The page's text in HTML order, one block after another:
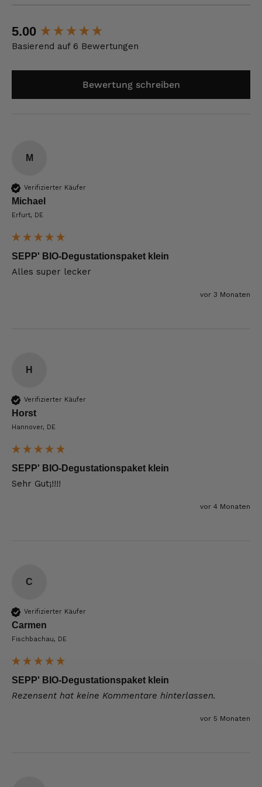
5.00
Basierend auf 6 Bewertungen
Bewertung schreiben
M
Verifizierter Käufer
Michael
Erfurt, DE
SEPP' BIO-Degustationspaket klein
Alles super lecker
vor 3 Monaten
H
Verifizierter Käufer
Horst
Hannover, DE
SEPP' BIO-Degustationspaket klein
Sehr Gut¡!!!!
vor 4 Monaten
C
Verifizierter Käufer
Carmen
Fischbachau, DE
SEPP' BIO-Degustationspaket klein
Rezensent hat keine Kommentare hinterlassen.
vor 5 Monaten
New content loaded